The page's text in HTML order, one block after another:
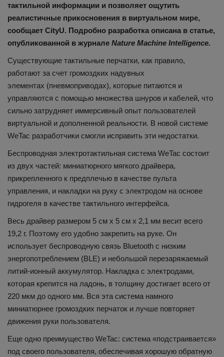
тактильной информации и позволяет ощутить
реалистичные прикосновения в виртуальном мире,
сообщает CityU. Подробно разработка описана в статье,
опубликованной в журнале Nature Machine Intelligence.
Существующие тактильные перчатки, как правило,
работают за счет громоздких надувных
элементах (пневмоприводах), которые питаются и
управляются с помощью множества шнуров и кабелей, что
сильно затрудняет иммерсивный опыт пользователей
виртуальной и дополненной реальности. В новой системе
WeTac разработчики смогли исправить эти недостатки.
Беспроводная электротактильная система WeTac состоит
из двух частей: миниатюрного мягкого драйвера,
прикрепленного к предплечью в качестве пульта
управления, и накладки на руку с электродом на основе
гидрогеля в качестве тактильного интерфейса.
Весь драйвер размером 5 см x 5 см x 2,1 мм весит всего
19,2 г. Поэтому его удобно закрепить на руке. Он
использует беспроводную связь Bluetooth с низким
энергопотреблением (BLE) и небольшой перезаряжаемый
литий-ионный аккумулятор. Накладка с электродами,
которая крепится на ладонь, в толщину достигает всего от
220 мкм до одного мм. Вся эта система намного
миниатюрнее громоздких перчаток и лучше повторяет
движения руки пользователя.
Еще одно преимущество WeTac: система «подстраивается»
под своего пользователя, обеспечивая хорошую обратную